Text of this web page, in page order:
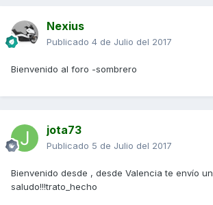
Nexius
Publicado 4 de Julio del 2017
Bienvenido al foro -sombrero
jota73
Publicado 5 de Julio del 2017
Bienvenido desde , desde Valencia te envío un
saludo!!!trato_hecho